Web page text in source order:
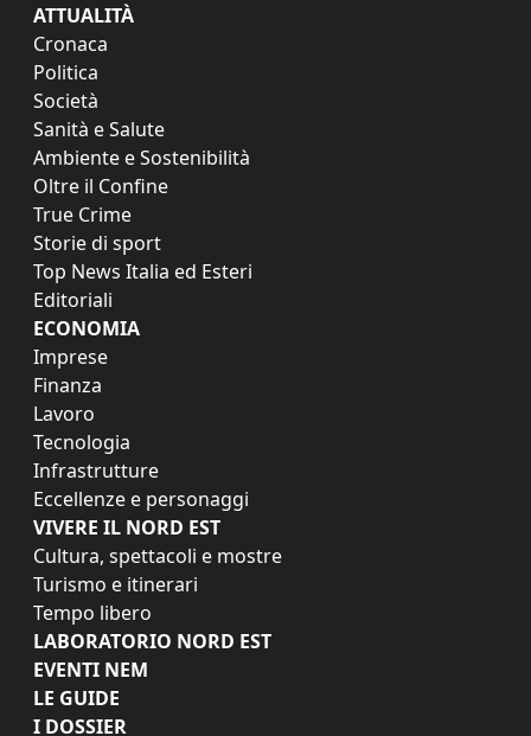
ATTUALITÀ
Cronaca
Politica
Società
Sanità e Salute
Ambiente e Sostenibilità
Oltre il Confine
True Crime
Storie di sport
Top News Italia ed Esteri
Editoriali
ECONOMIA
Imprese
Finanza
Lavoro
Tecnologia
Infrastrutture
Eccellenze e personaggi
VIVERE IL NORD EST
Cultura, spettacoli e mostre
Turismo e itinerari
Tempo libero
LABORATORIO NORD EST
EVENTI NEM
LE GUIDE
I DOSSIER